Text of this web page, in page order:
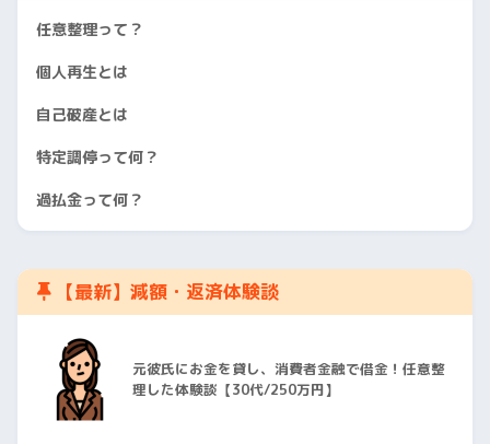
任意整理って？
個人再生とは
自己破産とは
特定調停って何？
過払金って何？
【最新】減額・返済体験談
元彼氏にお金を貸し、消費者金融で借金！任意整
理した体験談【30代/250万円】